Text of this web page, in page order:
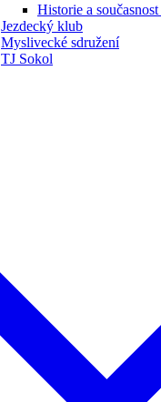
Historie a
Jezdecký klub
Myslivecké sdružení
TJ Sokol